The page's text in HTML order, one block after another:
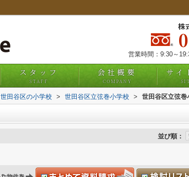
株
営業時間：9:30～
スタッフ
STAFF
会社概要
COMPANY
サイ
世田谷区の小学校 > 世田谷区立弦巻小学校 > 世田谷区立弦
並び順：